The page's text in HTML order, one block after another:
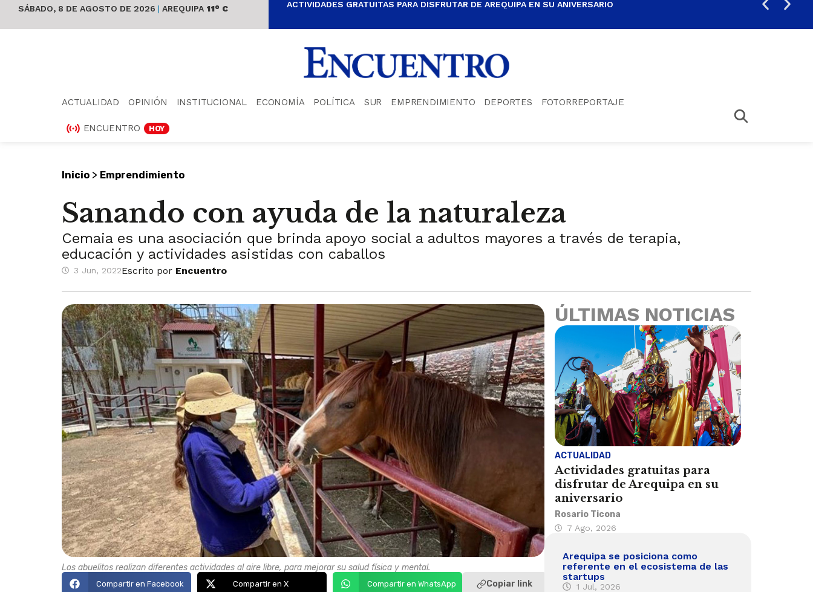
SÁBADO, 8 DE AGOSTO DE 2026 | AREQUIPA 11° C ACTIVIDADES GRATUITAS PARA DISFRUTAR DE AREQUIPA EN SU ANIVERSARIO
ACTUALIDAD OPINIÓN INSTITUCIONAL ECONOMÍA POLÍTICA SUR EMPRENDIMIENTO DEPORTES FOTORREPORTAJE
ENCUENTRO HOY
Inicio > Emprendimiento
Sanando con ayuda de la naturaleza
Cemaia es una asociación que brinda apoyo social a adultos mayores a través de terapia,
educación y actividades asistidas con caballos
3 Jun, 2022Escrito por Encuentro
Los abuelitos realizan diferentes actividades al aire libre, para mejorar su salud física y mental.
Compartir en Facebook Compartir en X Compartir en WhatsApp Copiar link
ÚLTIMAS NOTICIAS
ACTUALIDAD
Actividades gratuitas para
disfrutar de Arequipa en su
aniversario
Rosario Ticona
7 Ago, 2026
Arequipa se posiciona como
referente en el ecosistema de las
startups
1 Jul, 2026